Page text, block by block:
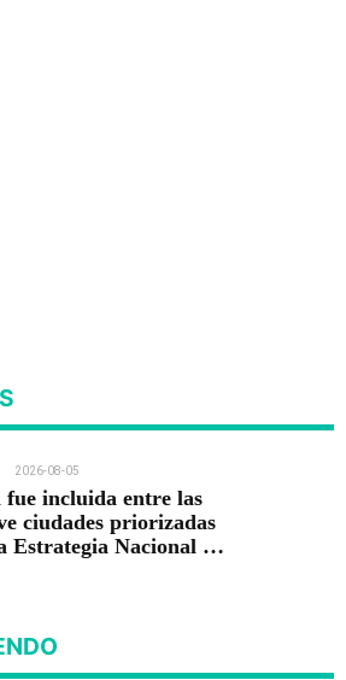
2026-08-05
fue incluida entre las
ciudades priorizadas
Estrategia Nacional de